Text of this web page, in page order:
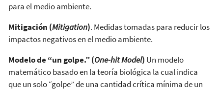
para el medio ambiente.
Mitigación (Mitigation). Medidas tomadas para reducir los
impactos negativos en el medio ambiente.
Modelo de “un golpe.” (One-hit Model) Un modelo
matemático basado en la teoría biológica la cual indica
que un solo “golpe” de una cantidad crítica mínima de un